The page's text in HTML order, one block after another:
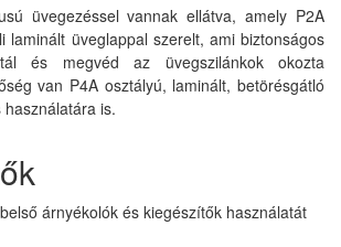
üvegezéssel vannak ellátva, amely P2A
laminált üveglappal szerelt, ami biztonságos
és megvéd az üvegszilánkok okozta
van P4A osztályú, laminált, betörésgátló
is.
árnyékolók és kiegészítők használatát